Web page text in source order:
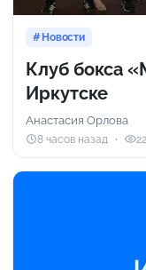
Новости
Клуб бокса
Иркутске
Анастасия Орлова
8 часов назад 22